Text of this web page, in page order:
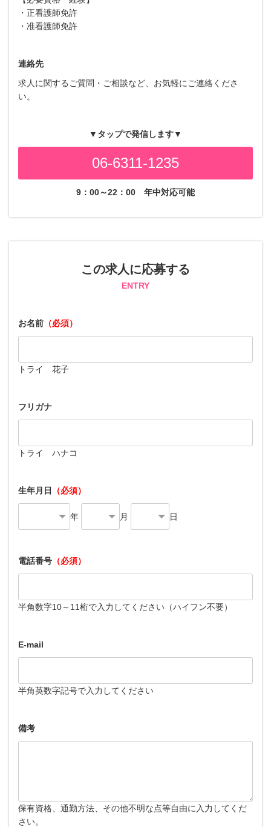
・正看護師免許
・准看護師免許
連絡先
求人に関するご質問・ご相談など、お気軽にご連絡くださ
い。
▼タップで発信します▼
06-6311-1235
9：00～22：00 年中対応可能
この求人に応募する
ENTRY
お名前 （必須）
トライ 花子
フリガナ
トライ ハナコ
生年月日 （必須）
年 月 日
電話番号 （必須）
半角数字10～11桁で入力してください（ハイフン不要）
E-mail
半角英数字記号で入力してください
備考
保有資格、通勤方法、その他不明な点等自由に入力してくだ
さい。